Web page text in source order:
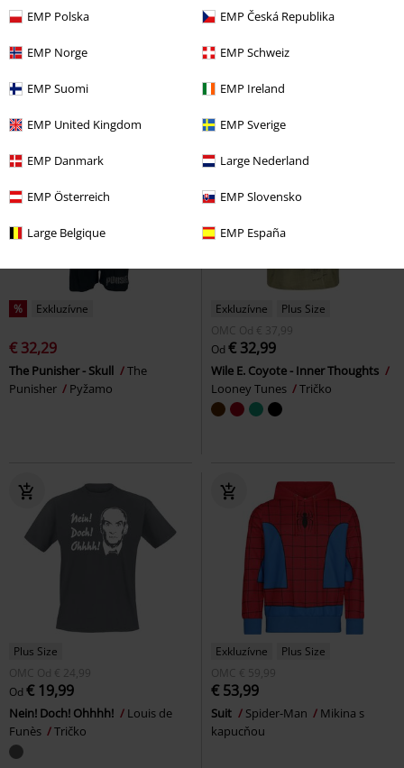
EMP Polska EMP Česká Republika
EMP Norge EMP Schweiz
EMP Suomi EMP Ireland
EMP United Kingdom EMP Sverige
EMP Danmark Large Nederland
EMP Österreich EMP Slovensko
Large Belgique EMP España
€ 15,99
Marvel Games - Spider-Man 2 -
Venom splatter
Tričko
€ 129,99
Stitch Lilo & Stitch
bunda
% Exkluzívne
€ 32,29
The Punisher - Skull
The
Punisher
Pyžamo
Exkluzívne
Plus Size
OMC Od € 37,99
Od € 32,99
Wile E. Coyote - Inner Thoughts
Looney Tunes
Tričko
Plus Size
OMC Od € 24,99
Od € 19,99
Nein! Doch! Ohhhh!
Louis de
Funès
Tričko
Exkluzívne
Plus Size
OMC € 59,99
€ 53,99
Suit Spider-Man
Mikina s
kapucňou